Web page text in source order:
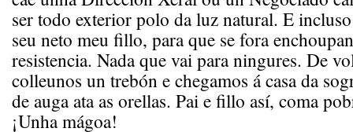
ser todo exterior polo da luz natural. E
seu neto meu fillo, para que se fora
resistencia. Nada que vai para ningures. De
colleunos un trebón e chegamos á casa da
de auga ata as orellas. Pai e fillo así, coma
¡Unha mágoa!